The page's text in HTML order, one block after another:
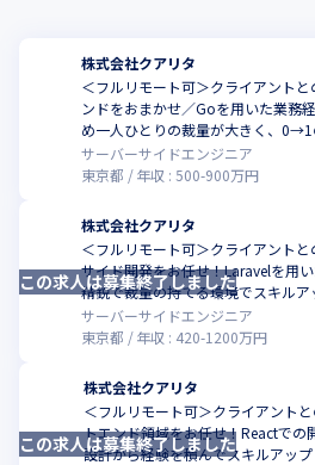
株式会社クアリタ
＜フルリモート可＞クライアント
ンドをおまかせ／Goを用いた業務
め一人ひとりの裁量が大きく、
サーバーサイドエンジニア
東京都
年収 :500-900万円
株式会社クアリタ
＜フルリモート可＞クライアント
サイド開発をお任せ！Laravelを用
精鋭で裁量の持てる環境でスキル
サーバーサイドエンジニア
東京都
年収 : 420-1200万円
この求人は募集終了しました
株式会社クアリタ
＜フルリモート可＞クライアント
トエンド領域をお任せ！Reactでの
設計から経験を積んでスキルアッ
この求人は募集終了しました